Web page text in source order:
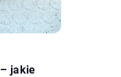
jakie